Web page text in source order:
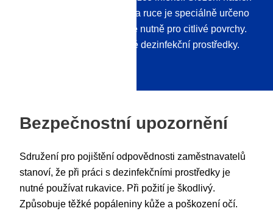
dezinfekčních prostředků na ruce je speciálně určeno
pro lidskou pokožku, ale ne nutně pro citlivé povrchy.
Pro tyto účely nabízíme jiné dezinfekční prostředky.
Bezpečnostní upozornění
Sdružení pro pojištění odpovědnosti zaměstnavatelů
stanoví, že při práci s dezinfekčními prostředky je
nutné používat rukavice. Při požití je škodlivý.
Způsobuje těžké popáleniny kůže a poškození očí.